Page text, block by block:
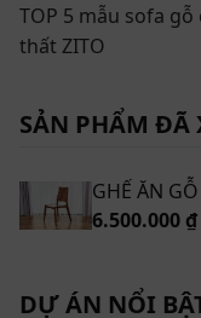
vững chãi cân
đi vẻ thẩm mỹ
TOP 5 mẫu sofa
thất ZITO
SẢN PHẨM ĐÃ
GHẾ ĂN
6.500.000 ₫
DỰ ÁN NỔI